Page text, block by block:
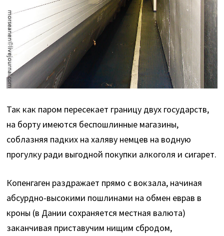
Так как паром пересекает границу двух государств,
на борту имеются беспошлинные магазины,
соблазняя падких на халяву немцев на водную
прогулку ради выгодной покупки алкоголя и сигарет.
Копенгаген раздражает прямо с вокзала, начиная
абсурдно-высокими пошлинами на обмен еврав в
кроны (в Дании сохраняется местная валюта)
заканчивая приставучим нищим сбродом,